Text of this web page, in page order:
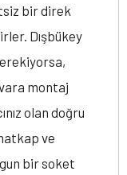
bir direk
Dışbükey
montaj
olan doğru
ve
bir soket